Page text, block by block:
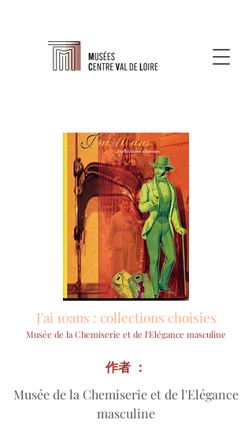
J'ai 10ans : collections choisies
Musée de la Chemiserie et de l'Elégance masculine
Musée de la Chemiserie et de l'Elégance
masculine
作者 ：